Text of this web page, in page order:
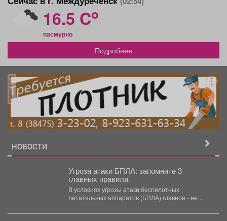
16.5 Co
пасмурно
Подробнее
реклама
НОВОСТИ
Угроза атаки БПЛА: запомните 3
главных правила
В условиях угрозы атаки беспилотных
летательных аппаратов (БПЛА) главное - не